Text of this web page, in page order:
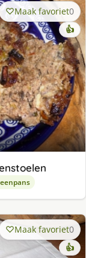
Maak favoriet0
👍
Maak favoriet0
👍